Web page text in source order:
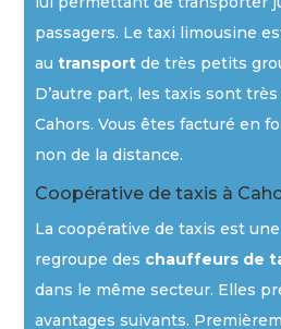
passagers. Le taxi limousine
au transport de très petits
D’autre part, les taxis sont
Cahors. Vous êtes facturé en
non de la distance.
Coopérative de taxis à
La coopérative de taxis est
regroupe des chauffeurs de
dans le même secteur. Elles
avantages suivants.